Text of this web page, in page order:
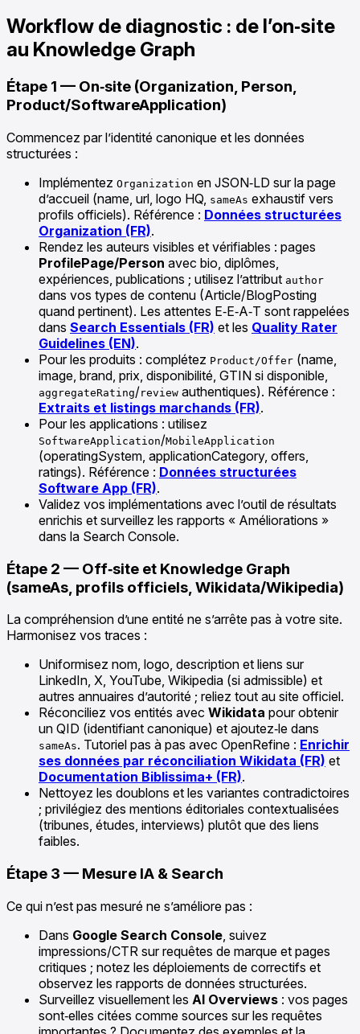
Workflow de diagnostic : de l’on‑site
au Knowledge Graph
Étape 1 — On‑site (Organization, Person,
Product/SoftwareApplication)
Commencez par l’identité canonique et les données
structurées :
Implémentez Organization en JSON‑LD sur la page
d’accueil (name, url, logo HQ, sameAs exhaustif vers
profils officiels). Référence : Données structurées
Organization (FR).
Rendez les auteurs visibles et vérifiables : pages
ProfilePage/Person avec bio, diplômes,
expériences, publications ; utilisez l’attribut author
dans vos types de contenu (Article/BlogPosting
quand pertinent). Les attentes E‑E‑A‑T sont rappelées
dans Search Essentials (FR) et les Quality Rater
Guidelines (EN).
Pour les produits : complétez Product/Offer (name,
image, brand, prix, disponibilité, GTIN si disponible,
aggregateRating/review authentiques). Référence :
Extraits et listings marchands (FR).
Pour les applications : utilisez
SoftwareApplication/MobileApplication
(operatingSystem, applicationCategory, offers,
ratings). Référence : Données structurées
Software App (FR).
Validez vos implémentations avec l’outil de résultats
enrichis et surveillez les rapports « Améliorations »
dans la Search Console.
Étape 2 — Off‑site et Knowledge Graph
(sameAs, profils officiels, Wikidata/Wikipedia)
La compréhension d’une entité ne s’arrête pas à votre site.
Harmonisez vos traces :
Uniformisez nom, logo, description et liens sur
LinkedIn, X, YouTube, Wikipedia (si admissible) et
autres annuaires d’autorité ; reliez tout au site officiel.
Réconciliez vos entités avec Wikidata pour obtenir
un QID (identifiant canonique) et ajoutez‑le dans
sameAs. Tutoriel pas à pas avec OpenRefine : Enrichir
ses données par réconciliation Wikidata (FR) et
Documentation Biblissima+ (FR).
Nettoyez les doublons et les variantes contradictoires
; privilégiez des mentions éditoriales contextualisées
(tribunes, études, interviews) plutôt que des liens
faibles.
Étape 3 — Mesure IA & Search
Ce qui n’est pas mesuré ne s’améliore pas :
Dans Google Search Console , suivez
impressions/CTR sur requêtes de marque et pages
critiques ; notez les déploiements de correctifs et
observez les rapports de données structurées.
Surveillez visuellement les AI Overviews : vos pages
sont‑elles citées comme sources sur les requêtes